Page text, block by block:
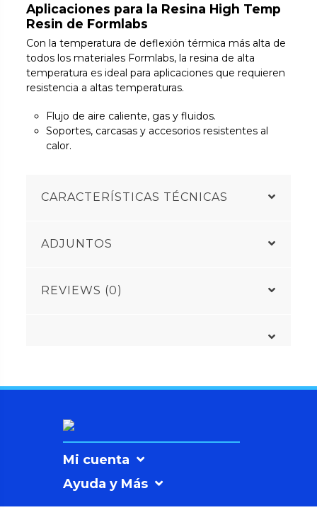
Aplicaciones para la Resina High Temp
Resin de Formlabs
Con la temperatura de deflexión térmica más alta de
todos los materiales Formlabs, la resina de alta
temperatura es ideal para aplicaciones que requieren
resistencia a altas temperaturas.
Flujo de aire caliente, gas y fluidos.
Soportes, carcasas y accesorios resistentes al
calor.
CARACTERÍSTICAS TÉCNICAS
ADJUNTOS
REVIEWS (0)
Mi cuenta
Ayuda y Más